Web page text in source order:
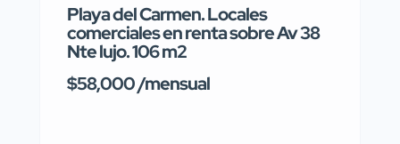
Playa del Carmen. Locales
comerciales en renta sobre Av 38
Nte lujo. 106 m2
$58,000 /mensual